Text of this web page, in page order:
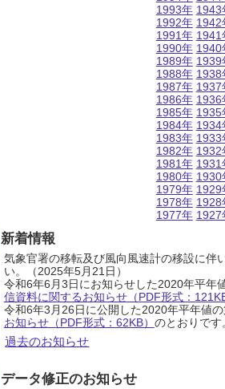
1993年
1992年
1991年
1990年
1989年
1988年
1987年
1986年
1985年
1984年
1983年
1982年
1981年
1980年
1979年
1978年
1977年
1943
1942
1941
1940
1939
1938
1937
1936
1935
1934
1933
1932
1931
1930
1929
1928
1927
新着情報
気象官署の移転及び風向風速計の移設に伴
い。（2025年5月21日）
令和6年6月3日にお知らせした2020年平年
信資料に関するお知らせ（PDF形式：121KB
令和6年3月26日に公開した2020年平年値
お知らせ（PDF形式：62KB） のとおりです
過去のお知らせ
データ修正のお知らせ